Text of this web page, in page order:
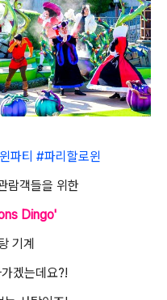
파티 #파리할로윈
람객들을 위한
Dingo'
기계
겠는데요?!